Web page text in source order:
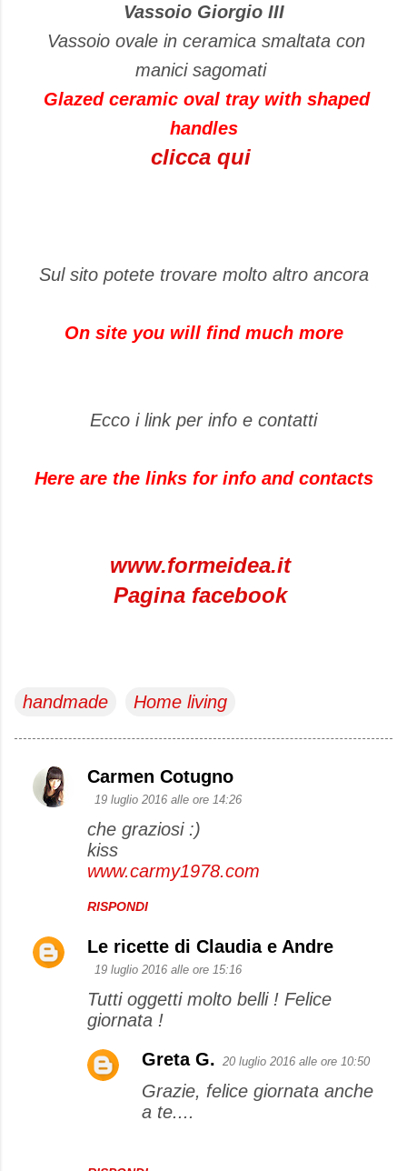
Vassoio Giorgio III
Vassoio ovale in ceramica smaltata con
manici sagomati
Glazed ceramic oval tray with shaped
handles
clicca qui
Sul sito potete trovare molto altro ancora
On site you will find much more
Ecco i link per info e contatti
Here are the links for info and contacts
www.formeidea.it
Pagina facebook
handmade Home living
C
i
Carmen Cotugno
19 luglio 2016 alle ore 14:26
che graziosi :)
kiss
www.carmy1978.com
RISPONDI
Le ricette di Claudia e Andre
19 luglio 2016 alle ore 15:16
Tutti oggetti molto belli ! Felice
giornata !
Greta G. 20 luglio 2016 alle ore 10:50
Grazie, felice giornata anche
a te....